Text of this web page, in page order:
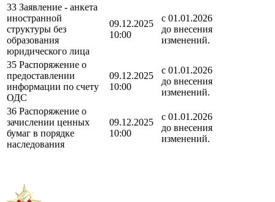
33 Заявление - анкета
иностранной
структуры без
образования
юридического лица
09.12.2025
10:00
с 01.01.2026
до внесения
изменений.
35 Распоряжение о
предоставлении
информации по счету
ОДС
09.12.2025
10:00
с 01.01.2026
до внесения
изменений.
36 Распоряжение о
зачислении ценных
бумаг в порядке
наследования
09.12.2025
10:00
с 01.01.2026
до внесения
изменений.